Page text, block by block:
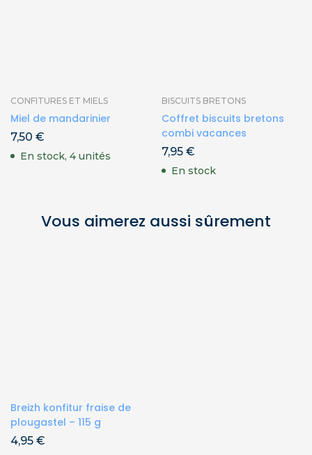
CONFITURES ET MIELS
Miel de mandarinier
7,50 €
En stock, 4 unités
BISCUITS BRETONS
Coffret biscuits bretons
combi vacances
7,95 €
En stock
Vous aimerez aussi sûrement
Breizh konfitur fraise de
plougastel – 115 g
4,95 €